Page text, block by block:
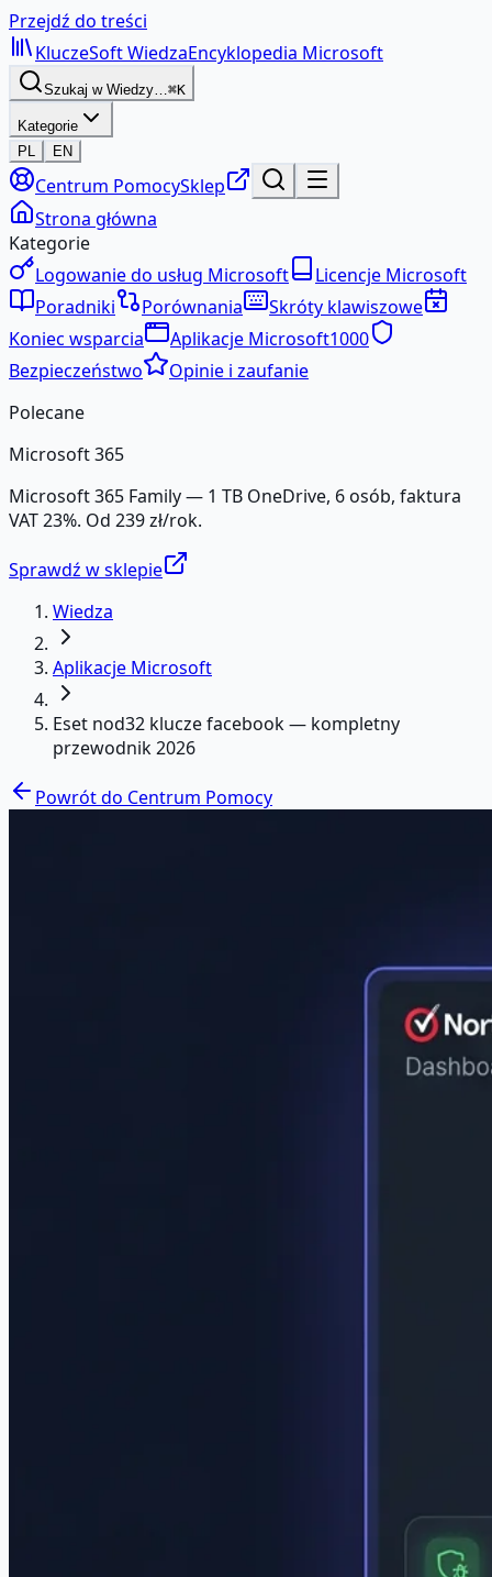
Przejdź do treści
KluczeSoftWiedzaEncyklopedia Microsoft
Szukaj w Wiedzy…⌘K
Kategorie
PL
EN
Centrum PomocySklep
Strona główna
Kategorie
Logowanie do usług Microsoft
Licencje Microsoft
Poradniki
Porównania
Skróty klawiszowe
Koniec wsparcia
Aplikacje Microsoft1000
Bezpieczeństwo
Opinie i zaufanie
Polecane
Microsoft 365
Microsoft 365 Family — 1 TB OneDrive, 6 osób, faktura
VAT 23%. Od 239 zł/rok.
Sprawdź w sklepie
Wiedza
Aplikacje Microsoft
Eset nod32 klucze facebook — kompletny
przewodnik 2026
Powrót do Centrum Pomocy